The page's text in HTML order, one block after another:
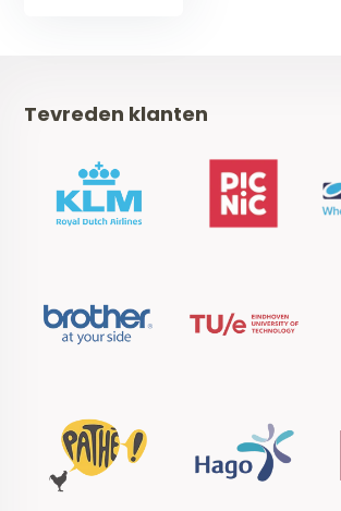
Tevreden klanten